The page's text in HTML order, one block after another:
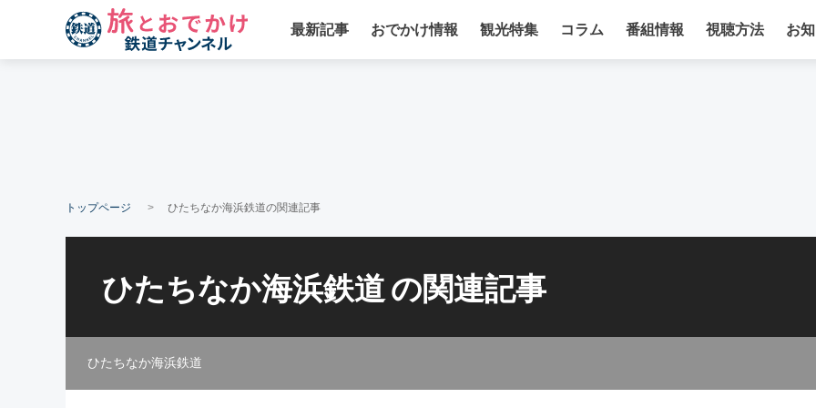
最新記事 おでかけ情報 観光特集 コラム 番組情報 視聴方法 お
トップページ ひたちなか海浜鉄道の関連記事
ひたちなか海浜鉄道 の関連記事
ひたちなか海浜鉄道